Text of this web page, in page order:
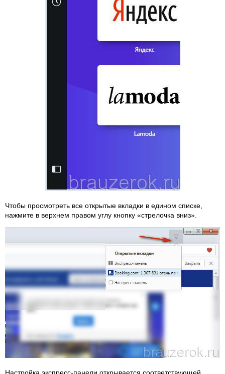
Чтобы просмотреть все открытые вкладки в едином списке,
нажмите в верхнем правом углу кнопку «стрелочка вниз».